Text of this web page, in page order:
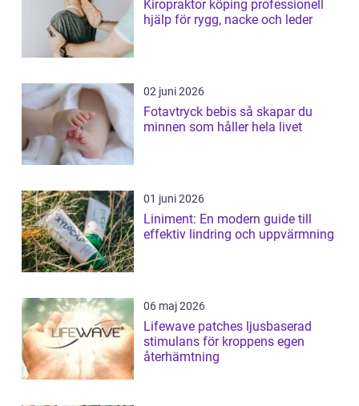
Kiropraktor köping professionell
hjälp för rygg, nacke och leder
02 juni 2026
Fotavtryck bebis så skapar du
minnen som håller hela livet
01 juni 2026
Liniment: En modern guide till
effektiv lindring och uppvärmning
06 maj 2026
Lifewave patches ljusbaserad
stimulans för kroppens egen
återhämtning